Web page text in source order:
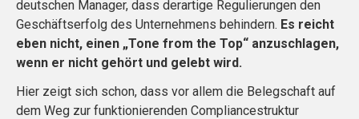
deutschen Manager, dass derartige Regulierungen den
Geschäftserfolg des Unternehmens behindern. Es reicht
eben nicht, einen „Tone from the Top“ anzuschlagen,
wenn er nicht gehört und gelebt wird.
Hier zeigt sich schon, dass vor allem die Belegschaft auf
dem Weg zur funktionierenden Compliancestruktur